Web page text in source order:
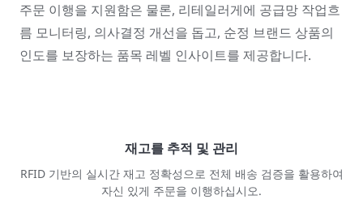
주문 이행을 지원함은 물론, 리테일러게에 공급망 작업흐
름 모니터링, 의사결정 개선을 돕고, 순정 브랜드 상품의
인도를 보장하는 품목 레벨 인사이트를 제공합니다.
재고를 추적 및 관리
RFID 기반의 실시간 재고 정확성으로 전체 배송 검증을 활용하여
자신 있게 주문을 이행하십시오.